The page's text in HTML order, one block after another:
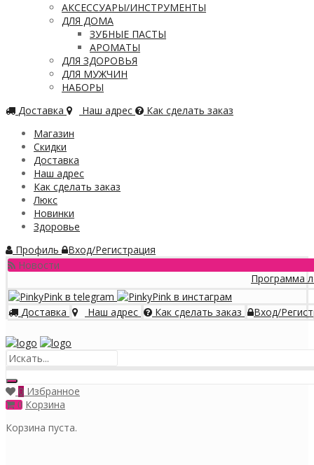
АКСЕССУАРЫ/ИНСТРУМЕНТЫ
ДЛЯ ДОМА
ЗУБНЫЕ ПАСТЫ
АРОМАТЫ
ДЛЯ ЗДОРОВЬЯ
ДЛЯ МУЖЧИН
НАБОРЫ
Доставка
Наш адрес
Как сделать заказ
Магазин
Скидки
Доставка
Наш адрес
Как сделать заказ
Люкс
Новинки
Здоровье
Профиль
Вход/Регистрация
Новости
Программа
Доставка Наш адрес Как сделать заказ Вход/
Меню
0 Избранное
0 Корзина
Корзина пуста.